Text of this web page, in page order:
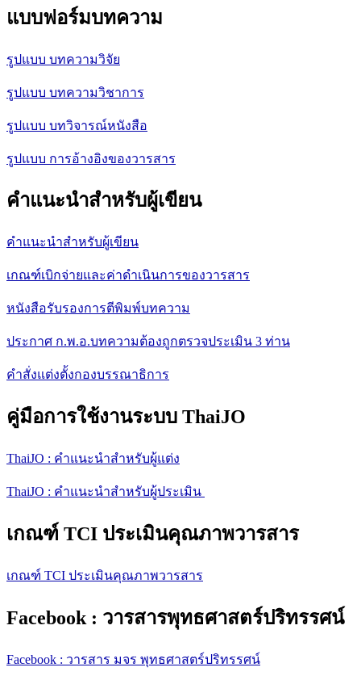
แบบฟอร์มบทความ
รูปแบบ บทความวิจัย
รูปแบบ บทความวิชาการ
รูปแบบ บทวิจารณ์หนังสือ
รูปแบบ การอ้างอิงของวารสาร
คำแนะนำสำหรับผู้เขียน
คำแนะนำสำหรับผู้เขียน
เกณฑ์เบิกจ่ายและค่าดำเนินการของวารสาร
หนังสือรับรองการตีพิมพ์บทความ
ประกาศ ก.พ.อ.บทความต้องถูกตรวจประเมิน 3 ท่าน
คำสั่งแต่งตั้งกองบรรณาธิการ
คู่มือการใช้งานระบบ ThaiJO
ThaiJO : คำแนะนำสำหรับผู้แต่ง
ThaiJO : คำแนะนำสำหรับผู้ประเมิน
เกณฑ์ TCI ประเมินคุณภาพวารสาร
เกณฑ์ TCI ประเมินคุณภาพวารสาร
Facebook : วารสารพุทธศาสตร์ปริทรรศน์
Facebook : วารสาร มจร พุทธศาสตร์ปริทรรศน์